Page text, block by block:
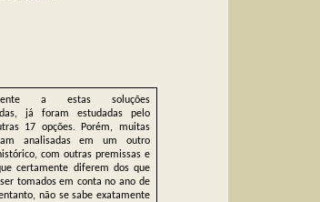
a estas soluções
já foram estudadas pelo
17 opções. Porém, muitas
analisadas em um outro
com outras premissas e
certamente diferem dos que
tomados em conta no ano de
não se sabe exatamente